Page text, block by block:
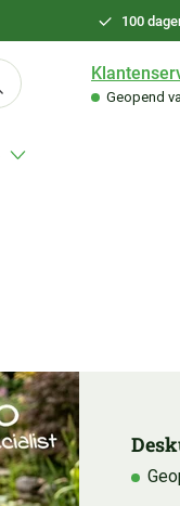
100
Geopend